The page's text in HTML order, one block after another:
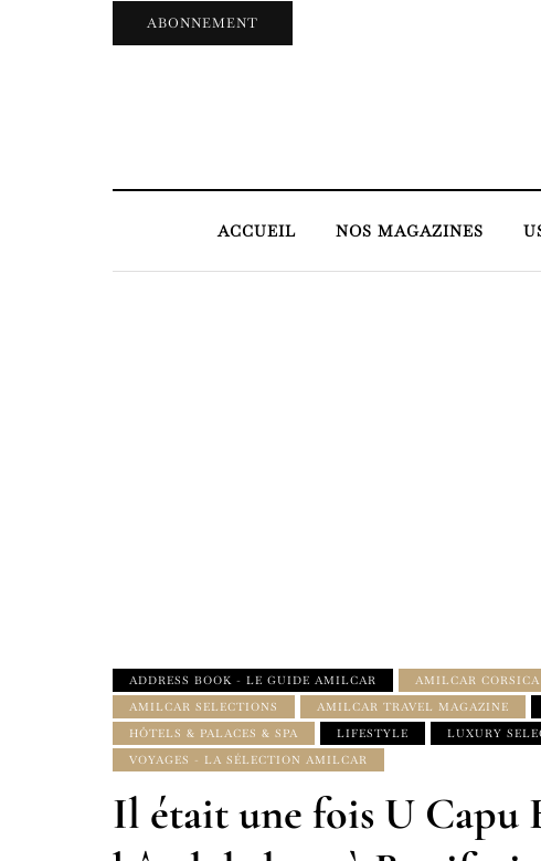
ABONNEMENT
ACCUEIL NOS MAGAZINES
ADDRESS BOOK - LE GUIDE AMILCAR AMILCAR
AMILCAR SELECTIONS
AMILCAR TRAVEL MAGAZINE
HÔTELS & PALACES & SPA
LIFESTYLE LUXURY
VOYAGES - LA SÉLECTION AMILCAR
Il était une fois U Capu